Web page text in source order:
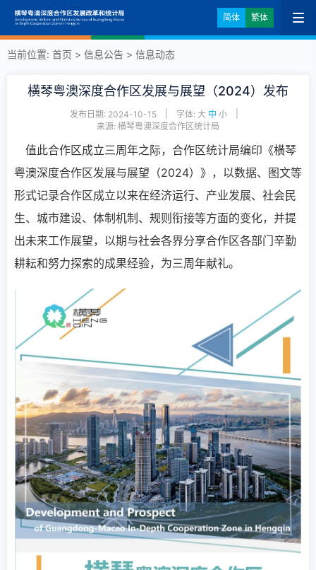
简体 繁体
当前位置: 首页 > 信息公告 > 信息动态
横琴粤澳深度合作区发展与展望（2024）发布
发布日期: 2024-10-15 字体: 大 中 小
来源: 横琴粤澳深度合作区统计局
值此合作区成立三周年之际，合作区统计局编印《横琴
粤澳深度合作区发展与展望（2024）》，以数据、图文等
形式记录合作区成立以来在经济运行、产业发展、社会民
生、城市建设、体制机制、规则衔接等方面的变化，并提
出未来工作展望，以期与社会各界分享合作区各部门辛勤
耕耘和努力探索的成果经验，为三周年献礼。